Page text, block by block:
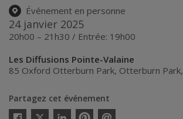
Événement en personne
24 janvier 2025
20h00 – 21h30 / Entrée: 19h00
Les Diffusions Pointe-Valaine
85 Oxford Otterburn Park, Otterburn Park,
Partagez cet événement
Twitter